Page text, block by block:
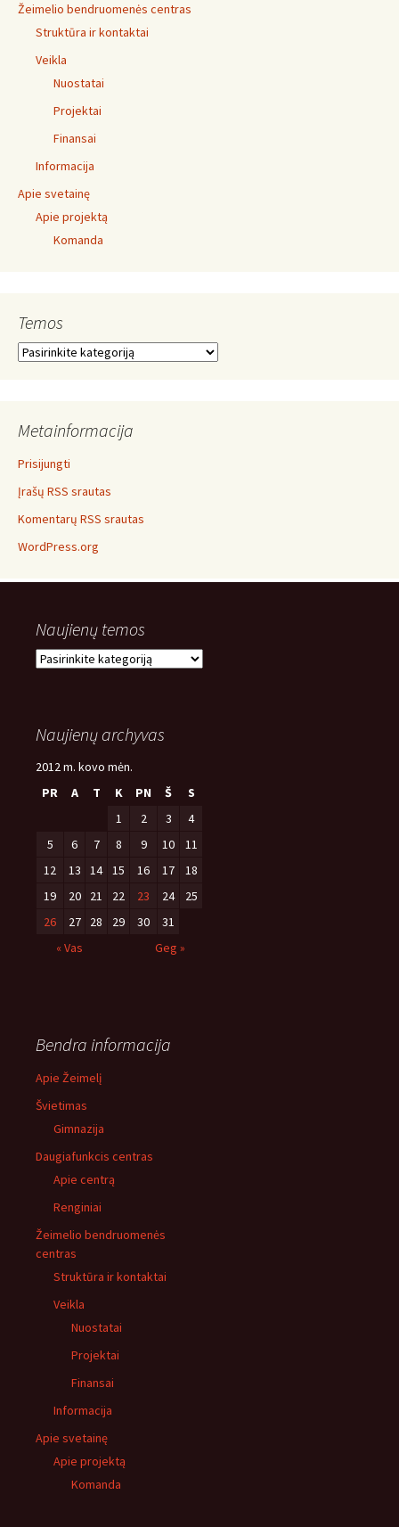
Žeimelio bendruomenės centras
Struktūra ir kontaktai
Veikla
Nuostatai
Projektai
Finansai
Informacija
Apie svetainę
Apie projektą
Komanda
Temos
Temos
Metainformacija
Prisijungti
Įrašų RSS srautas
Komentarų RSS srautas
WordPress.org
Naujienų temos
Naujienų
Naujienų archyvas
2012 m. kovo mėn.
PR
A T K PN Š
S
1
2 3
4
5
6 7 8 9 10
11
12
13 14 15 16 17
18
19
20 21 22 23 24
25
26
27 28 29 30
31
« Vas
Geg »
Bendra informacija
Apie Žeimelį
Švietimas
Gimnazija
Daugiafunkcis centras
Apie centrą
Renginiai
Žeimelio bendruomenės
centras
Struktūra ir kontaktai
Veikla
Nuostatai
Projektai
Finansai
Informacija
Apie svetainę
Apie projektą
Komanda